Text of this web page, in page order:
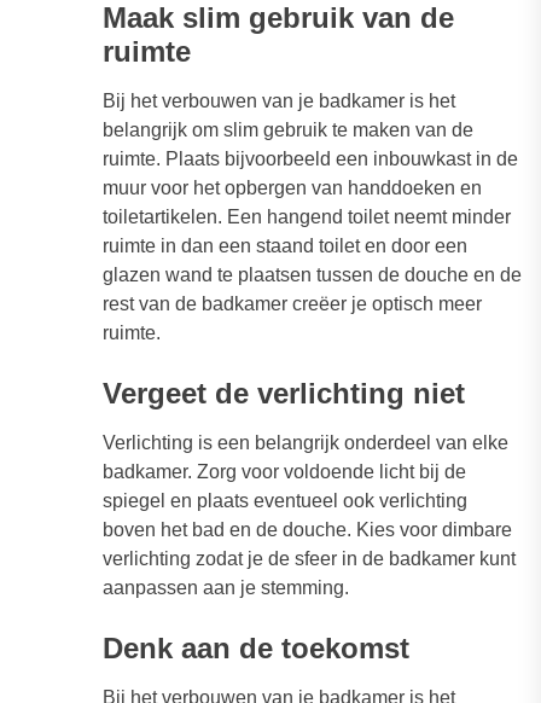
Maak slim gebruik van de
ruimte
Bij het verbouwen van je badkamer is het
belangrijk om slim gebruik te maken van de
ruimte. Plaats bijvoorbeeld een inbouwkast in de
muur voor het opbergen van handdoeken en
toiletartikelen. Een hangend toilet neemt minder
ruimte in dan een staand toilet en door een
glazen wand te plaatsen tussen de douche en de
rest van de badkamer creëer je optisch meer
ruimte.
Vergeet de verlichting niet
Verlichting is een belangrijk onderdeel van elke
badkamer. Zorg voor voldoende licht bij de
spiegel en plaats eventueel ook verlichting
boven het bad en de douche. Kies voor dimbare
verlichting zodat je de sfeer in de badkamer kunt
aanpassen aan je stemming.
Denk aan de toekomst
Bij het verbouwen van je badkamer is het